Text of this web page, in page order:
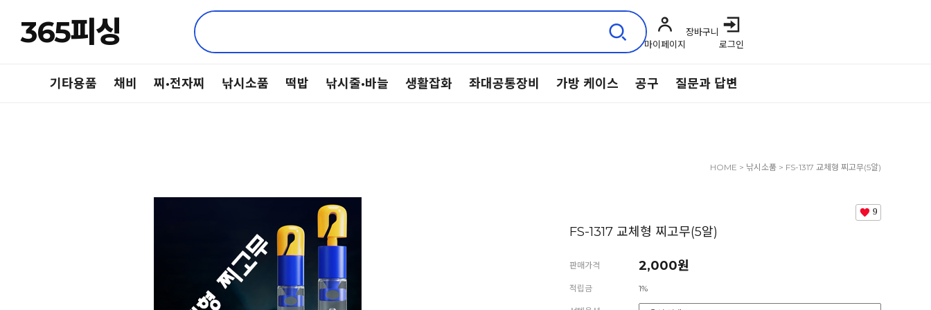
365피싱 마이페이지
장바구니
로그인
기타용품 채비 찌·전자찌 낚시소품 떡밥 낚시줄·바늘 생활잡화 좌대공통장비 가방 케이스 공구 질문과 답변
HOME > 낚시소품 > FS-1317 교체형 찌고무(5알)
9
FS-1317 교체형 찌고무(5알)
판매가격 2,000원
적립금 1%